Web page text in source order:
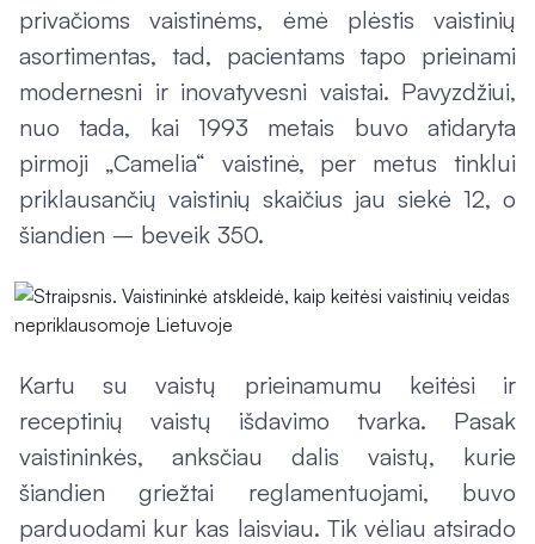
privačioms vaistinėms, ėmė plėstis vaistinių
asortimentas, tad, pacientams tapo prieinami
modernesni ir inovatyvesni vaistai. Pavyzdžiui,
nuo tada, kai 1993 metais buvo atidaryta
pirmoji „Camelia“ vaistinė, per metus tinklui
priklausančių vaistinių skaičius jau siekė 12, o
šiandien – beveik 350.
Kartu su vaistų prieinamumu keitėsi ir
receptinių vaistų išdavimo tvarka. Pasak
vaistininkės, anksčiau dalis vaistų, kurie
šiandien griežtai reglamentuojami, buvo
parduodami kur kas laisviau. Tik vėliau atsirado